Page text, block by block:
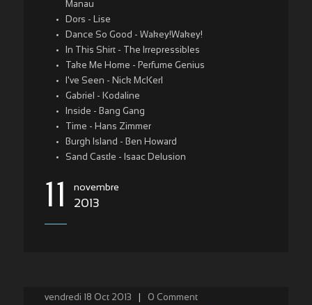
Manau
Dors - Lise
Dance So Good - Wakey!Wakey!
In This Shirt - The Irrepressibles
Take Me Home - Perfume Genius
I've Seen - Nick McKerl
Gabriel - Kodaline
Inside - Bang Gang
Time - Hans Zimmer
Burgh Island - Ben Howard
Sand Castle - Isaac Delusion
11 novembre
2013
vendredi 18 Oct 2013 0 Comment